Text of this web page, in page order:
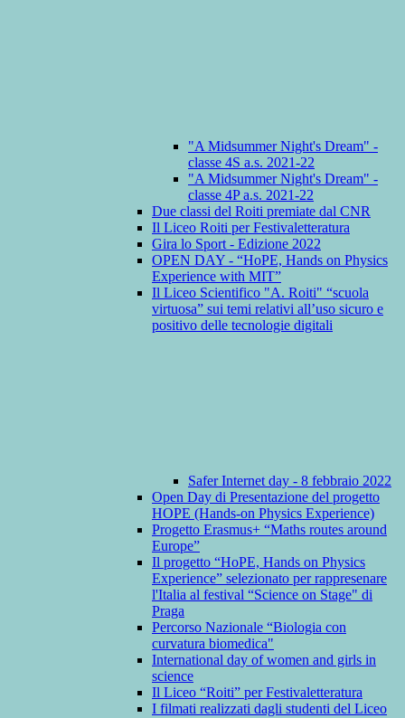
"A Midsummer Night's Dream" -
classe 4S a.s. 2021-22
"A Midsummer Night's Dream" -
classe 4P a.s. 2021-22
Due classi del Roiti premiate dal CNR
Il Liceo Roiti per Festivaletteratura
Gira lo Sport - Edizione 2022
OPEN DAY - “HoPE, Hands on Physics
Experience with MIT”
Il Liceo Scientifico "A. Roiti" “scuola
virtuosa” sui temi relativi all’uso sicuro e
positivo delle tecnologie digitali
Safer Internet day - 8 febbraio 2022
Open Day di Presentazione del progetto
HOPE (Hands-on Physics Experience)
Progetto Erasmus+ “Maths routes around
Europe”
Il progetto “HoPE, Hands on Physics
Experience” selezionato per rappresenare
l'Italia al festival “Science on Stage" di
Praga
Percorso Nazionale “Biologia con
curvatura biomedica"
International day of women and girls in
science
Il Liceo “Roiti” per Festivaletteratura
I filmati realizzati dagli studenti del Liceo